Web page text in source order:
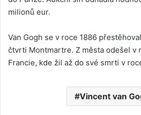
milionů eur.
Van Gogh se v roce 1886
čtvrti Montmartre. Z města odešel v
Francie, kde žil až do své smrti v
Vincent van